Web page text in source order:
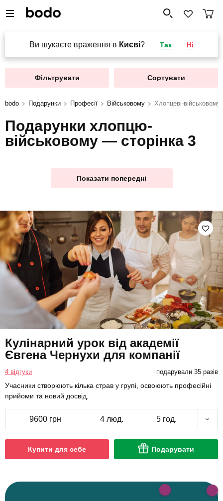
Ви шукаєте враження в Києві? Так Ні
Фільтрувати Сортувати
bodo Подарунки Професії Військовому Хлопцеві-військовому
Подарунки хлопцю-
військовому — сторінка 3
Показати попередні
Кулінарний урок від академії
Євгена Чернухи для компанії
4 відгуки подарували 35 разів
Учасники створюють кілька страв у групі, освоюють професійні
прийоми та новий досвід.
9600 грн 4 люд. 5 год.
Купити для себе Подарувати